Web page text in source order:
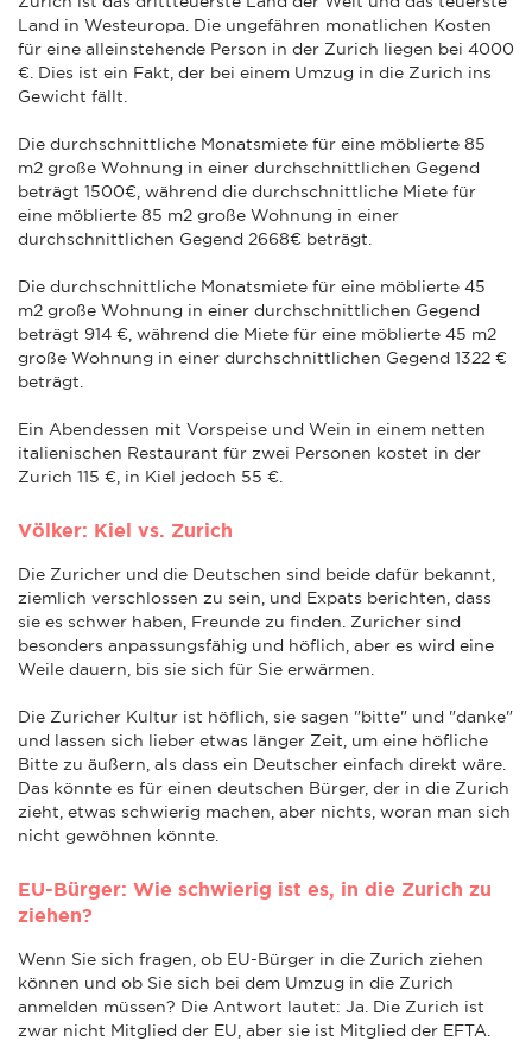
Land in Westeuropa. Die ungefähren monatlichen Kosten
für eine alleinstehende Person in der Zurich liegen bei 4000
€. Dies ist ein Fakt, der bei einem Umzug in die Zurich ins
Gewicht fällt.
Die durchschnittliche Monatsmiete für eine möblierte 85
m2 große Wohnung in einer durchschnittlichen Gegend
beträgt 1500€, während die durchschnittliche Miete für
eine möblierte 85 m2 große Wohnung in einer
durchschnittlichen Gegend 2668€ beträgt.
Die durchschnittliche Monatsmiete für eine möblierte 45
m2 große Wohnung in einer durchschnittlichen Gegend
beträgt 914 €, während die Miete für eine möblierte 45 m2
große Wohnung in einer durchschnittlichen Gegend 1322 €
beträgt.
Ein Abendessen mit Vorspeise und Wein in einem netten
italienischen Restaurant für zwei Personen kostet in der
Zurich 115 €, in Kiel jedoch 55 €.
Völker: Kiel vs. Zurich
Die Zuricher und die Deutschen sind beide dafür bekannt,
ziemlich verschlossen zu sein, und Expats berichten, dass
sie es schwer haben, Freunde zu finden. Zuricher sind
besonders anpassungsfähig und höflich, aber es wird eine
Weile dauern, bis sie sich für Sie erwärmen.
Die Zuricher Kultur ist höflich, sie sagen "bitte" und "danke"
und lassen sich lieber etwas länger Zeit, um eine höfliche
Bitte zu äußern, als dass ein Deutscher einfach direkt wäre.
Das könnte es für einen deutschen Bürger, der in die Zurich
zieht, etwas schwierig machen, aber nichts, woran man sich
nicht gewöhnen könnte.
EU-Bürger: Wie schwierig ist es, in die Zurich zu
ziehen?
Wenn Sie sich fragen, ob EU-Bürger in die Zurich ziehen
können und ob Sie sich bei dem Umzug in die Zurich
anmelden müssen? Die Antwort lautet: Ja. Die Zurich ist
zwar nicht Mitglied der EU, aber sie ist Mitglied der EFTA.